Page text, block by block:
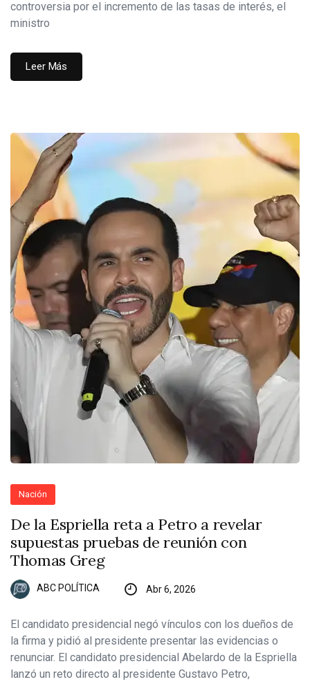
controversia por el incremento de las tasas de interés, el
ministro
Leer Más
Nación
De la Espriella reta a Petro a revelar
supuestas pruebas de reunión con
Thomas Greg
ABC POLÍTICA Abr 6, 2026
El candidato presidencial negó vínculos con los dueños de
la firma y pidió al presidente presentar las evidencias o
renunciar. El candidato presidencial Abelardo de la Espriella
lanzó un reto directo al presidente Gustavo Petro,